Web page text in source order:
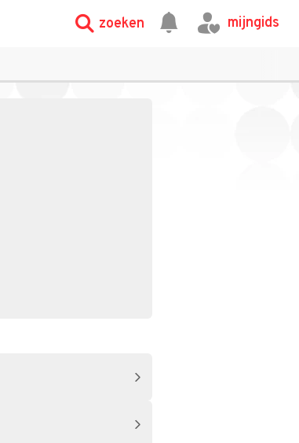
zoeken mijngids